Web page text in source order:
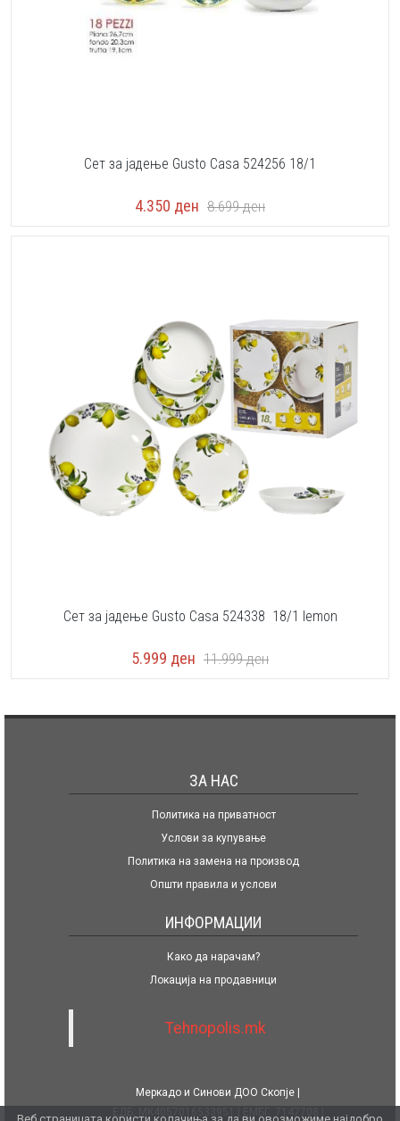
Сет за јадење Gusto Casa 524256 18/1
4.350 ден 8.699ден
Сет за јадење Gusto Casa 524338 18/1 lemon
5.999 ден 11.999ден
ЗА НАС
Политика на приватност
Услови за купување
Политика на замена на производ
Општи правила и услови
ИНФОРМАЦИИ
Како да нарачам?
Локација на продавници
Tehnopolis.mk
Меркадо и Синови ДОО Скопје